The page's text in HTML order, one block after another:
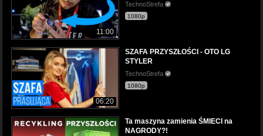
11:00
TechnoStrefa
1080p
06:20
SZAFA PRZYSZŁOŚCI - OTO LG
STYLER
TechnoStrefa
1080p
Ta maszyna zamienia ŚMIECI na
NAGRODY?!